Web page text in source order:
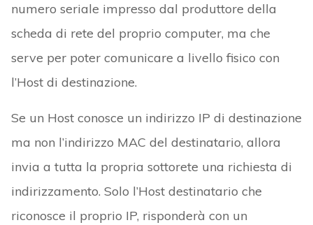
numero seriale impresso dal produttore della
scheda di rete del proprio computer, ma che
serve per poter comunicare a livello fisico con
l’Host di destinazione.
Se un Host conosce un indirizzo IP di destinazione
ma non l’indirizzo MAC del destinatario, allora
invia a tutta la propria sottorete una richiesta di
indirizzamento. Solo l’Host destinatario che
riconosce il proprio IP, risponderà con un